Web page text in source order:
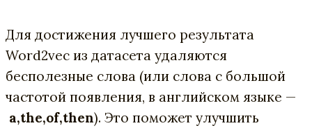
Для достижения лучшего результата
Word2vec из датасета удаляются
бесполезные слова (или слова с большой
частотой появления, в английском языке —
a,the,of,then). Это поможет улучшить